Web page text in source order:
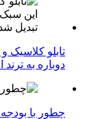
تابلو کلاسیک
دوباره به
چطور با